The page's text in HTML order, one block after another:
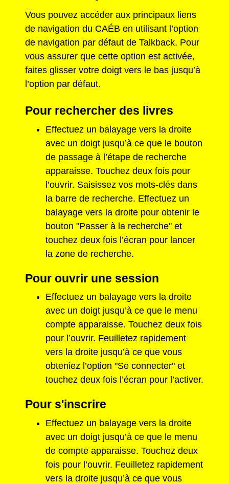
Vous pouvez accéder aux principaux liens
de navigation du CAÉB en utilisant l’option
de navigation par défaut de Talkback. Pour
vous assurer que cette option est activée,
faites glisser votre doigt vers le bas jusqu’à
l’option par défaut.
Pour rechercher des livres
Effectuez un balayage vers la droite
avec un doigt jusqu’à ce que le bouton
de passage à l’étape de recherche
apparaisse. Touchez deux fois pour
l’ouvrir. Saisissez vos mots-clés dans
la barre de recherche. Effectuez un
balayage vers la droite pour obtenir le
bouton "Passer à la recherche" et
touchez deux fois l’écran pour lancer
la zone de recherche.
Pour ouvrir une session
Effectuez un balayage vers la droite
avec un doigt jusqu’à ce que le menu
compte apparaisse. Touchez deux fois
pour l’ouvrir. Feuilletez rapidement
vers la droite jusqu’à ce que vous
obteniez l’option "Se connecter" et
touchez deux fois l’écran pour l’activer.
Pour s'inscrire
Effectuez un balayage vers la droite
avec un doigt jusqu’à ce que le menu
de compte apparaisse. Touchez deux
fois pour l’ouvrir. Feuilletez rapidement
vers la droite jusqu’à ce que vous